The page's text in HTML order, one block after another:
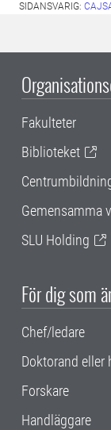
SIDANSVARIG:
Fakulteter
Biblioteket
Gemensamma
SLU Holding
För dig som
Chef/ledare
Doktorand eller
Forskare
Handläggare